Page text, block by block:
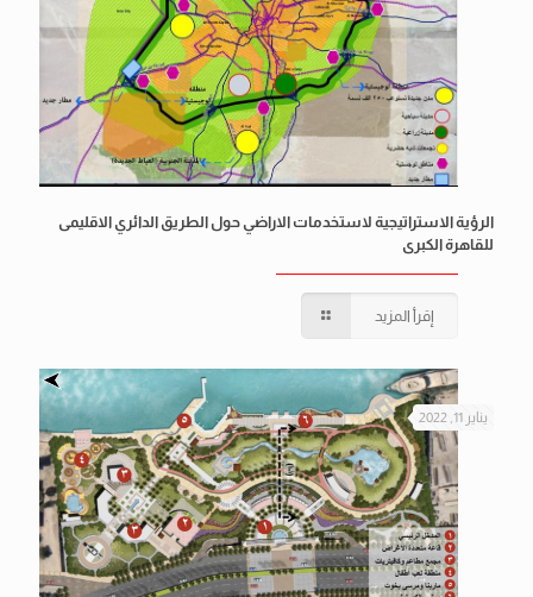
الرؤية الاستراتيجية لاستخدمات الاراضي حول الطريق الدائري الاقليمى
للقاهرة الكبرى
إقرأ المزيد
يناير 11, 2022